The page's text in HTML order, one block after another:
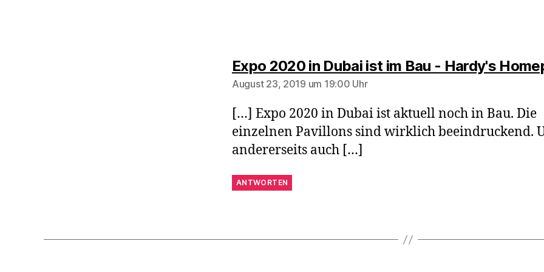
Expo 2020 in Dubai ist im Bau - Hardy's
August 23, 2019 um 19:00 Uhr
[…] Expo 2020 in Dubai ist aktuell noch in Bau. Die
einzelnen Pavillons sind wirklich beeindruckend.
andererseits auch […]
ANTWORTEN